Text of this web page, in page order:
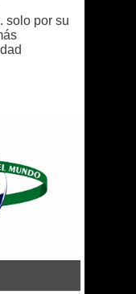
solo por su